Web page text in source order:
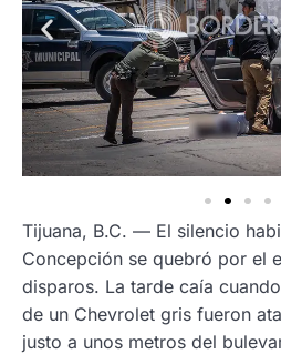
Tijuana, B.C. — El silencio
Concepción se quebró por el
disparos. La tarde caía
de un Chevrolet gris fueron
justo a unos metros del